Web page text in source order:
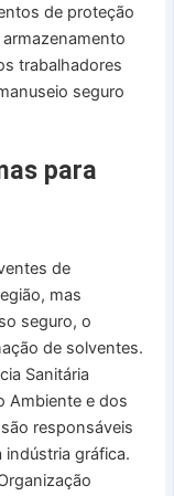
de proteção
trabalhadores
seguro
para
de
mas
seguro, o
de solventes.
Sanitária
Ambiente e dos
responsáveis
gráfica.